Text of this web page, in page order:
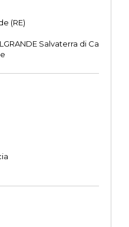
(RE)
Salvaterra di Ca